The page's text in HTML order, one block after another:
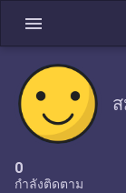
menu
0
กำลังติดตาม